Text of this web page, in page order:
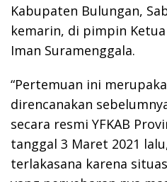
Kabupaten Bulungan,
kemarin, di pimpin
Iman Suramenggala.
“Pertemuan ini
direncanakan
secara resmi YFKAB
tanggal 3 Maret 2021
terlakasana karena